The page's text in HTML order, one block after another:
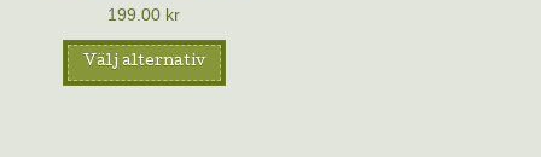
199.00 kr
Välj alternativ